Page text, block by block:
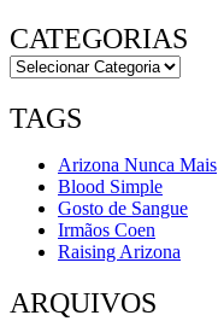
CATEGORIAS
TAGS
Arizona Nunca Mais
Blood Simple
Gosto de Sangue
Irmãos Coen
Raising Arizona
ARQUIVOS